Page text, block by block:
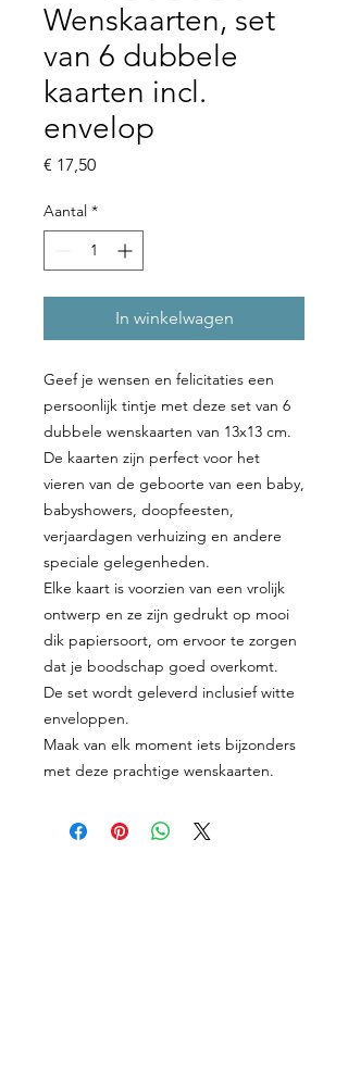
Wenskaarten, set
van 6 dubbele
kaarten incl.
envelop
€ 17,50Prijs
Aantal *
In winkelwagen
Geef je wensen en felicitaties een
persoonlijk tintje met deze set van 6
dubbele wenskaarten van 13x13 cm.
De kaarten zijn perfect voor het
vieren van de geboorte van een baby,
babyshowers, doopfeesten,
verjaardagen verhuizing en andere
speciale gelegenheden.
Elke kaart is voorzien van een vrolijk
ontwerp en ze zijn gedrukt op mooi
dik papiersoort, om ervoor te zorgen
dat je boodschap goed overkomt.
De set wordt geleverd inclusief witte
enveloppen.
Maak van elk moment iets bijzonders
met deze prachtige wenskaarten.